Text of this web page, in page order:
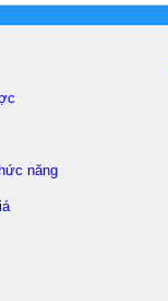
năng